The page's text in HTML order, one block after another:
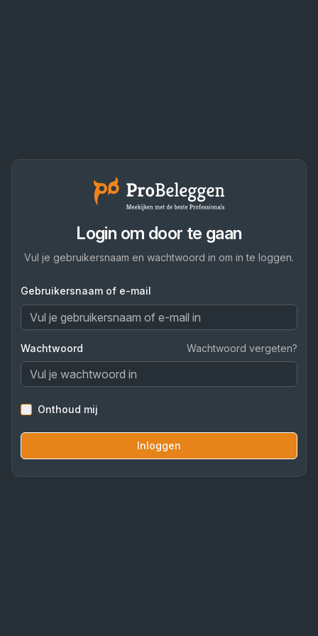
Login om door te gaan
Vul je gebruikersnaam en wachtwoord in om in te loggen.
Gebruikersnaam of e-mail
Wachtwoord Wachtwoord vergeten?
Onthoud mij
Inloggen